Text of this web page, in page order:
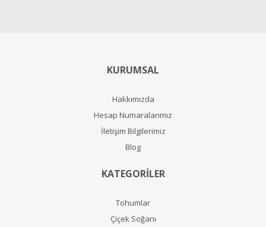
KURUMSAL
Hakkımızda
Hesap Numaralarımız
İletişim Bilgilerimiz
Blog
KATEGORİLER
Tohumlar
Çiçek Soğanı